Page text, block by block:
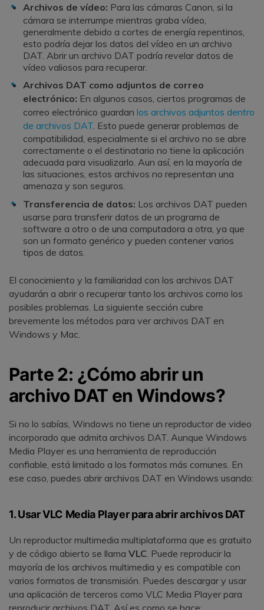
Archivos de vídeo: Para las cámaras Canon, si la
cámara se interrumpe mientras graba vídeo,
generalmente debido a cortes de energía repentinos,
esto podría dejar los datos del vídeo en un archivo
DAT. Abrir un archivo DAT podría revelar datos de
vídeo valiosos para recuperar.
Archivos DAT como adjuntos de correo
electrónico: En algunos casos, ciertos programas de
correo electrónico guardan los archivos adjuntos dentro
de archivos DAT. Esto puede generar problemas de
compatibilidad, especialmente si el archivo no se abre
correctamente o el destinatario no tiene la aplicación
adecuada para visualizarlo. Aun así, en la mayoría de
las situaciones, estos archivos no representan una
amenaza y son seguros.
Transferencia de datos: Los archivos DAT pueden
usarse para transferir datos de un programa de
software a otro o de una computadora a otra, ya que
son un formato genérico y pueden contener varios
tipos de datos.
El conocimiento y la familiaridad con los archivos DAT
ayudarán a abrir o recuperar tanto los archivos como los
posibles problemas. La siguiente sección cubre
brevemente los métodos para ver archivos DAT en
Windows y Mac.
Parte 2: ¿Cómo abrir un
archivo DAT en Windows?
Si no lo sabías, Windows no tiene un reproductor de video
incorporado que admita archivos DAT. Aunque Windows
Media Player es una herramienta de reproducción
confiable, está limitado a los formatos más comunes. En
ese caso, puedes abrir archivos DAT en Windows usando:
1. Usar VLC Media Player para abrir archivos DAT
Un reproductor multimedia multiplataforma que es gratuito
y de código abierto se llama VLC . Puede reproducir la
mayoría de los archivos multimedia y es compatible con
varios formatos de transmisión. Puedes descargar y usar
una aplicación de terceros como VLC Media Player para
reproducir archivos DAT. Así es como se hace: